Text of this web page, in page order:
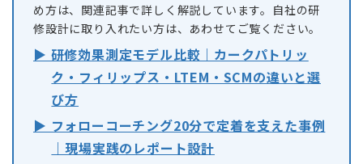
め方は、関連記事で詳しく解説しています。自社の研
修設計に取り入れたい方は、あわせてご覧ください。
▶ 研修効果測定モデル比較｜カークパトリッ
ク・フィリップス・LTEM・SCMの違いと選
び方
▶ フォローコーチング20分で定着を支えた事例
｜現場実践のレポート設計